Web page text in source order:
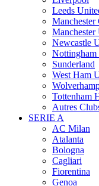
Leeds
Manchester
Manchester
Newcastle
Nottingham
Sunderland
West Ham
Tottenham
Autres
SERIE A
AC Milan
Atalanta
Bologna
Cagliari
Fiorentina
Genoa